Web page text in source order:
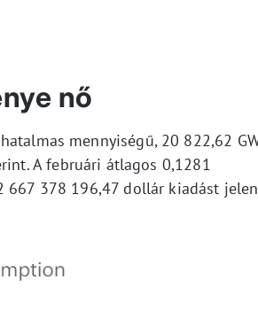
nő
mennyiségű, 20 822,62
A februári átlagos 0,1281
378 196,47 dollár kiadást